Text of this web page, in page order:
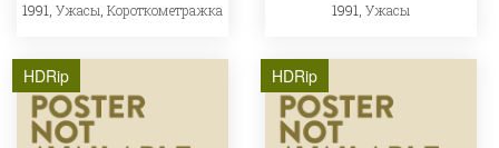
1991, Ужасы Короткометражка 1991,Ужасы
HDRip HDRip